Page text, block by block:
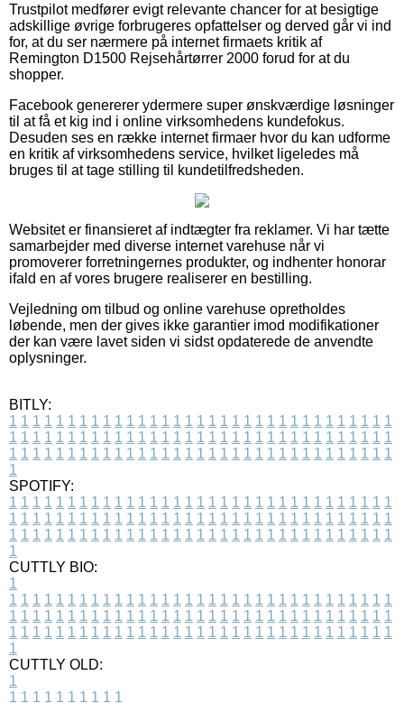
Trustpilot medfører evigt relevante chancer for at besigtige
adskillige øvrige forbrugeres opfattelser og derved går vi ind
for, at du ser nærmere på internet firmaets kritik af
Remington D1500 Rejsehårtørrer 2000 forud for at du
shopper.
Facebook genererer ydermere super ønskværdige løsninger
til at få et kig ind i online virksomhedens kundefokus.
Desuden ses en række internet firmaer hvor du kan udforme
en kritik af virksomhedens service, hvilket ligeledes må
bruges til at tage stilling til kundetilfredsheden.
Websitet er finansieret af indtægter fra reklamer. Vi har tætte
samarbejder med diverse internet varehuse når vi
promoverer forretningernes produkter, og indhenter honorar
ifald en af vores brugere realiserer en bestilling.
Vejledning om tilbud og online varehuse opretholdes
løbende, men der gives ikke garantier imod modifikationer
der kan være lavet siden vi sidst opdaterede de anvendte
oplysninger.
BITLY:
1 1 1 1 1 1 1 1 1 1 1 1 1 1 1 1 1 1 1 1 1 1 1 1 1 1 1 1 1 1 1 1 1
1 1 1 1 1 1 1 1 1 1 1 1 1 1 1 1 1 1 1 1 1 1 1 1 1 1 1 1 1 1 1 1 1
1 1 1 1 1 1 1 1 1 1 1 1 1 1 1 1 1 1 1 1 1 1 1 1 1 1 1 1 1 1 1 1 1
1
SPOTIFY:
1 1 1 1 1 1 1 1 1 1 1 1 1 1 1 1 1 1 1 1 1 1 1 1 1 1 1 1 1 1 1 1 1
1 1 1 1 1 1 1 1 1 1 1 1 1 1 1 1 1 1 1 1 1 1 1 1 1 1 1 1 1 1 1 1 1
1 1 1 1 1 1 1 1 1 1 1 1 1 1 1 1 1 1 1 1 1 1 1 1 1 1 1 1 1 1 1 1 1
1
CUTTLY BIO:
1
1 1 1 1 1 1 1 1 1 1 1 1 1 1 1 1 1 1 1 1 1 1 1 1 1 1 1 1 1 1 1 1 1
1 1 1 1 1 1 1 1 1 1 1 1 1 1 1 1 1 1 1 1 1 1 1 1 1 1 1 1 1 1 1 1 1
1 1 1 1 1 1 1 1 1 1 1 1 1 1 1 1 1 1 1 1 1 1 1 1 1 1 1 1 1 1 1 1 1
1
CUTTLY OLD:
1
1 1 1 1 1 1 1 1 1 1